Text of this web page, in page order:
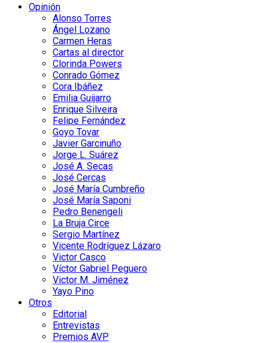
Opinión
Alonso Torres
Ángel Lozano
Carmen Heras
Cartas al director
Clorinda Powers
Conrado Gómez
Cora Ibáñez
Emilia Guijarro
Enrique Silveira
Felipe Fernández
Goyo Tovar
Javier Garcinuño
Jorge L. Suárez
José A. Secas
José Cercas
José María Cumbreño
José María Saponi
Pedro Benengeli
La Bruja Circe
Sergio Martínez
Vicente Rodríguez Lázaro
Victor Casco
Víctor Gabriel Peguero
Victor M. Jiménez
Yayo Pino
Otros
Editorial
Entrevistas
Premios AVP